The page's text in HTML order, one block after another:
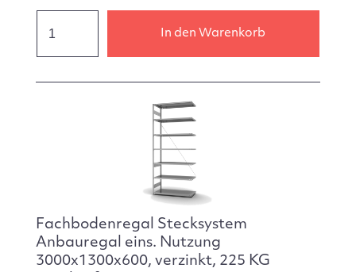
In den Warenkorb
Fachbodenregal Stecksystem
Anbauregal eins. Nutzung
3000x1300x600, verzinkt, 225 KG